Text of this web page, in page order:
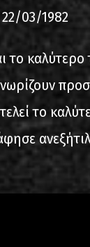
22/03/1982
το
το